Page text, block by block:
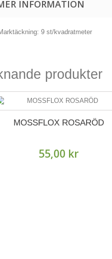
INFORMATION
9 st/kvadratmeter
produkter
MOSSFLOX ROSARÖD
55,00 kr